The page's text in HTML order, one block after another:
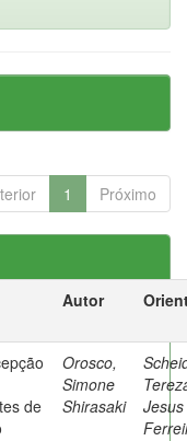
1 Próximo
Autor
de
Orosco,
Simone
Shirasaki
Jesus